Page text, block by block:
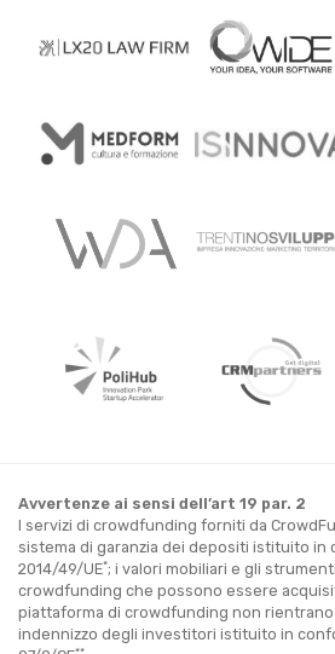
Avvertenze ai sensi dell’art 19 par. 2
I servizi di crowdfunding forniti da
sistema di garanzia dei depositi istituito in
2014/49/UE*; i valori mobiliari e gli
crowdfunding che possono essere
piattaforma di crowdfunding non rientrano
indennizzo degli investitori istituito in